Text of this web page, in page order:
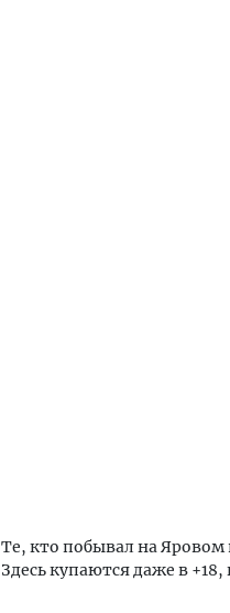
Те, кто побывал на Яровом
Здесь купаются даже в